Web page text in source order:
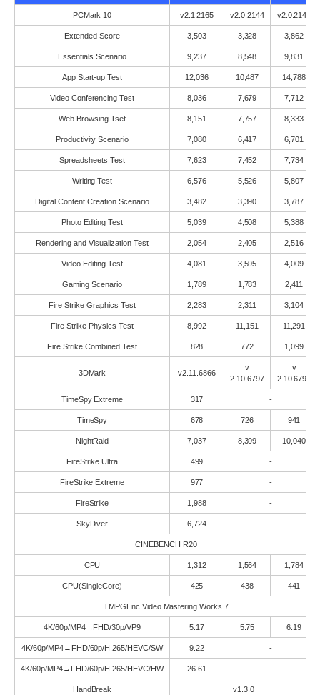
PCMark 10 v2.1.2165 v2.0.2144 v2.0.2144
Extended Score 3,503 3,328 3,862
Essentials Scenario 9,237 8,548 9,831
App Start-up Test 12,036 10,487 14,788
Video Conferencing Test 8,036 7,679 7,712
Web Browsing Tset 8,151 7,757 8,333
Productivity Scenario 7,080 6,417 6,701
Spreadsheets Test 7,623 7,452 7,734
Writing Test 6,576 5,526 5,807
Digital Content Creation Scenario 3,482 3,390 3,787
Photo Editing Test 5,039 4,508 5,388
Rendering and Visualization Test 2,054 2,405 2,516
Video Editing Test 4,081 3,595 4,009
Gaming Scenario 1,789 1,783 2,411
Fire Strike Graphics Test 2,283 2,311 3,104
Fire Strike Physics Test 8,992 11,151 11,291
Fire Strike Combined Test 828 772 1,099
3DMark v2.11.6866
v
2.10.6797
v
2.10.6797
TimeSpy Extreme 317 -
TimeSpy 678 726 941
NightRaid 7,037 8,399 10,040
FireStrike Ultra 499 -
FireStrike Extreme 977 -
FireStrike 1,988 -
SkyDiver 6,724 -
CINEBENCH R20
CPU 1,312 1,564 1,784
CPU(SingleCore) 425 438 441
TMPGEnc Video Mastering Works 7
4K/60p/MP4→FHD/30p/VP9 5.17 5.75 6.19
4K/60p/MP4→FHD/60p/H.265/HEVC/SW 9.22 -
4K/60p/MP4→FHD/60p/H.265/HEVC/HW 26.61 -
HandBreak v1.3.0